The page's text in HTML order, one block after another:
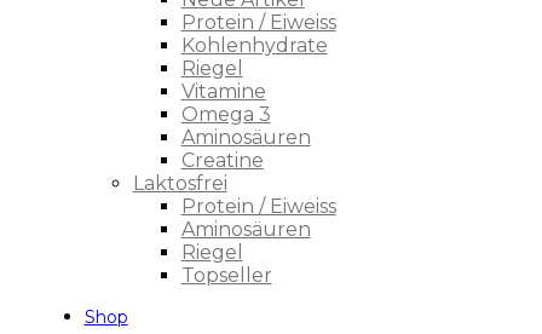
Protein / Eiweiss
Kohlenhydrate
Riegel
Vitamine
Omega 3
Aminosäuren
Creatine
Laktosfrei
Protein / Eiweiss
Aminosäuren
Riegel
Topseller
Shop